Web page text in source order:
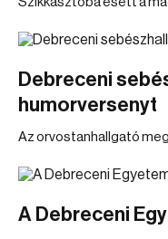
Debreceni
humorversenyt
Az orvostanhallgató
A Debreceni